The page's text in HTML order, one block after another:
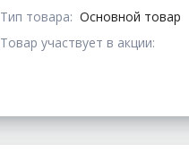
Тип товара: Основной товар
Товар участвует в акции: